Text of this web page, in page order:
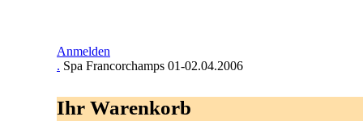
Anmelden
. Spa Francorchamps 01-02.04.2006
Ihr Warenkorb